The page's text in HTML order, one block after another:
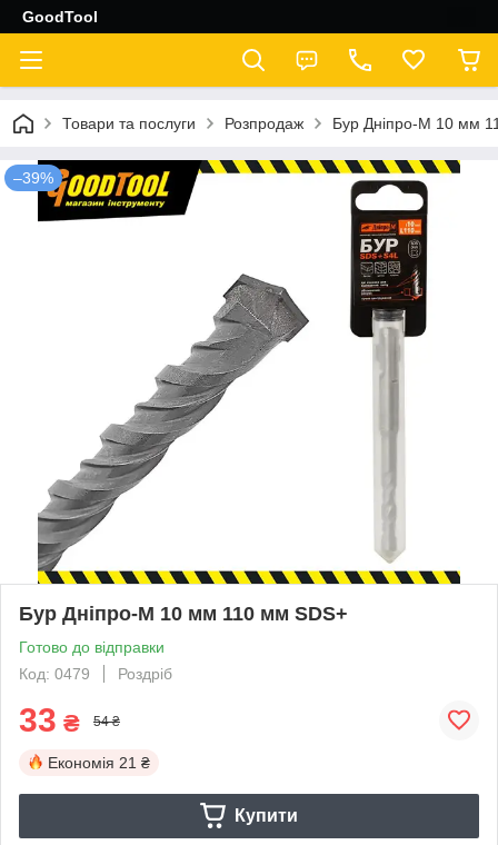
GoodTool
Товари та послуги Розпродаж Бур Днiпро-М 10 мм
–39%
Бур Днiпро-М 10 мм 110 мм SDS+
Готово до відправки
Код: 0479
Роздріб
33 ₴ 54 ₴
Економія 21 ₴
Купити